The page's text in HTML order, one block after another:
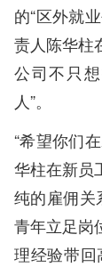
的“区外就
责人陈华柱
公司不只
人”。
“希望你们
华柱在新员
纯的雇佣关
青年立足岗
理经验带回